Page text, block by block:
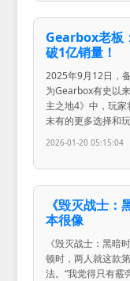
Gearbox老板
破1亿销量！
2025年9月12日，
为Gearbox有史以
主之地4》中，玩
未有的更多选择和
2026-01-20 05:15:04
《毁灭战士：
本很像
《毁灭战士：黑暗
顿时，两人就这款
法。“我觉得只有霰